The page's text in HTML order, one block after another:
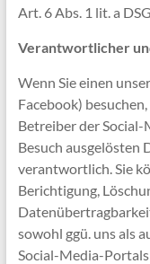
Art. 6 Abs. 1 lit. a
Verantwortlicher
Wenn Sie einen
Facebook)
Betreiber der
Besuch ausgelösten
verantwortlich. Sie
Berichtigung,
sowohl ggü. uns als
Social-Media-Portals